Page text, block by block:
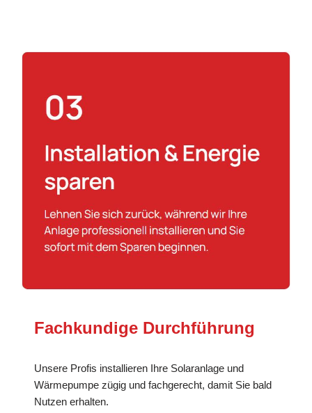
Fachkundige Durchführung
Unsere Profis installieren Ihre Solaranlage und
Wärmepumpe zügig und fachgerecht, damit Sie bald
Nutzen erhalten.